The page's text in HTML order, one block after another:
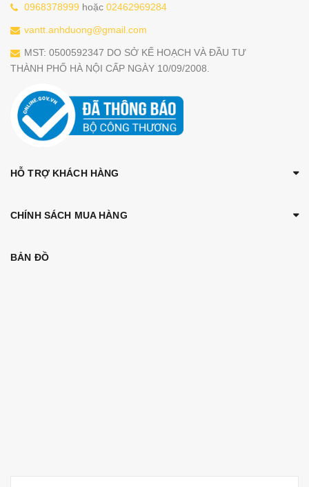
0968378999 hoặc 02462969284
vantt.anhduong@gmail.com
MST: 0500592347 DO SỞ KẾ HOẠCH VÀ ĐẦU TƯ
THÀNH PHỐ HÀ NỘI CẤP NGÀY 10/09/2008.
HỖ TRỢ KHÁCH HÀNG
CHÍNH SÁCH MUA HÀNG
BẢN ĐỒ